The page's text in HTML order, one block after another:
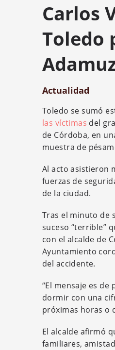
Carlos
Toledo
Actualidad
Toledo se sumó
las víctimas del
de Córdoba, en
muestra de
Al acto asistieron
fuerzas de
de la ciudad.
Tras el minuto de
suceso “terrible”
con el alcalde de
Ayuntamiento
del accidente.
“El mensaje es
dormir con una
próximas horas o
El alcalde afirmó
familiares,